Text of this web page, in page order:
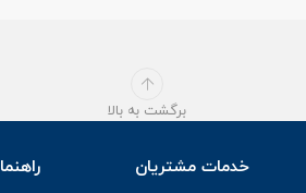
برگشت به بالا
خدمات مشتریان